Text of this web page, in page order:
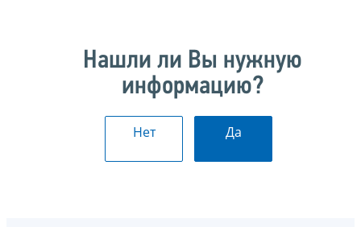
Нашли ли Вы нужную
информацию?
Нет Да